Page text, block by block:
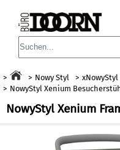
Nowy Styl
NowyStyl Xenium
NowyStyl Xenium